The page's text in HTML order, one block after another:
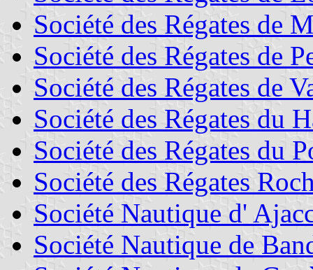
Société des Régates de
Société des Régates de
Société des Régates de
Société des Régates du
Société des Régates du
Société des Régates
Société Nautique d'
Société Nautique de